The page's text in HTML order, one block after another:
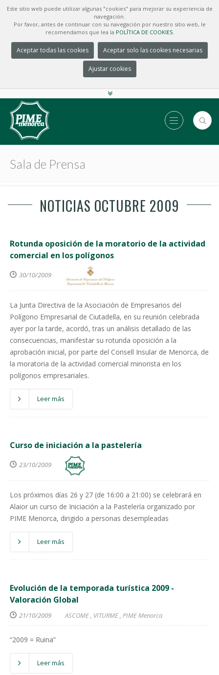
Este sitio web puede utilizar algunas "cookies" para mejorar su experiencia de
navegación.
Por favor, antes de continuar con su navegación por nuestro sitio web, le
recomendamos que lea la POLÍTICA DE COOKIES.
Aceptar todas las cookies Aceptar solo las cookies necesarias
Ajustar cookies
Sala de Prensa
NOTICIAS OCTUBRE 2009
Rotunda oposición de la moratorio de la actividad
comercial en los polígonos
30/10/2009
La Junta Directiva de la Asociación de Empresarios del
Polígono Empresarial de Ciutadella, en su reunión celebrada
ayer por la tarde, acordó, tras un análisis detallado de las
consecuencias, manifestar su rotunda oposición a la
aprobación inicial, por parte del Consell Insular de Menorca, de
la moratoria de la actividad comercial minorista en los
polígonos empresariales.
Leer más
Curso de iniciación a la pastelería
23/10/2009
Los próximos días 26 y 27 (de 16:00 a 21:00) se celebrará en
Alaior un curso de Iniciación a la Pastelería organizado por
PIME Menorca, dirigido a personas desempleadas
Leer más
Evolución de la temporada turística 2009 -
Valoración Global
21/10/2009 ASCOME, VITURME, PIME Menorca
“2009 = Ruina”
Leer más